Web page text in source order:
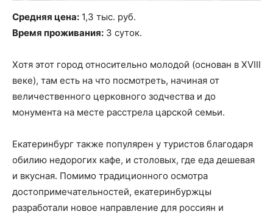
Средняя цена: 1,3 тыс. руб.
Время проживания: 3 суток.
Хотя этот город относительно молодой (основан в XVIII
веке), там есть на что посмотреть, начиная от
величественного церковного зодчества и до
монумента на месте расстрела царской семьи.
Екатеринбург также популярен у туристов благодаря
обилию недорогих кафе, и столовых, где еда дешевая
и вкусная. Помимо традиционного осмотра
достопримечательностей, екатеринбуржцы
разработали новое направление для россиян и